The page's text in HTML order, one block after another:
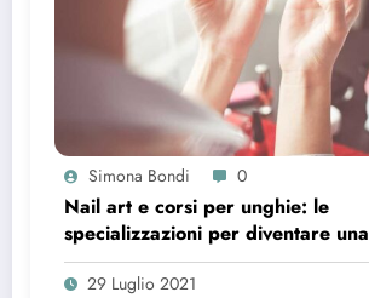
Simona Bondi 0
Nail art e corsi per unghie: le
specializzazioni per diventare una
professionista
29 Luglio 2021